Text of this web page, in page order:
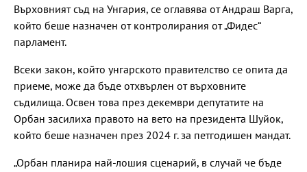
Върховният съд на Унгария, се оглавява от Андраш Варга,
който беше назначен от контролирания от „Фидес“
парламент.
Всеки закон, който унгарското правителство се опита да
приеме, може да бъде отхвърлен от върховните
съдилища. Освен това през декември депутатите на
Орбан засилиха правото на вето на президента Шуйок,
който беше назначен през 2024 г. за петгодишен мандат.
„Орбан планира най-лошия сценарий, в случай че бъде